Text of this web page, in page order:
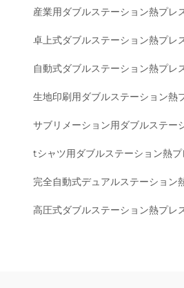
産業用ダブルステーション熱プレ
卓上式ダブルステーション熱プレ
自動式ダブルステーション熱プレ
生地印刷用ダブルステーション熱
サブリメーション用ダブルステー
tシャツ用ダブルステーション熱
完全自動式デュアルステーション
高圧式ダブルステーション熱プレ